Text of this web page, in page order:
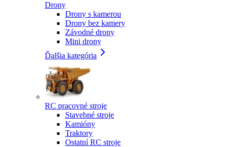
Drony
Drony s kamerou
Drony bez kamery
Závodné drony
Mini drony
Ďalšia kategória
RC pracovné stroje
Stavebné stroje
Kamióny
Traktory
Ostatní RC stroje